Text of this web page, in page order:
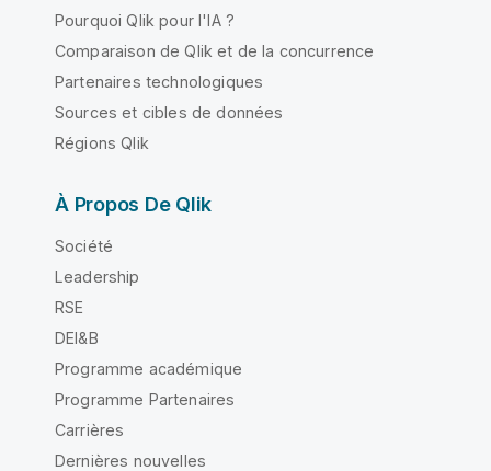
Pourquoi Qlik pour l'IA ?
Comparaison de Qlik et de la concurrence
Partenaires technologiques
Sources et cibles de données
Régions Qlik
À Propos De Qlik
Société
Leadership
RSE
DEI&B
Programme académique
Programme Partenaires
Carrières
Dernières nouvelles